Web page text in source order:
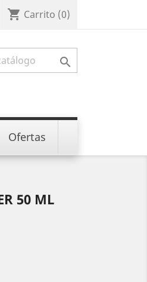
shopping_cart Carrito (0)

Ofertas
50 ML